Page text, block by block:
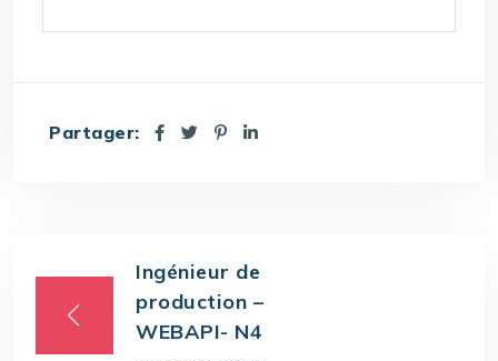
Partager:
Ingénieur de
production –
WEBAPI- N4